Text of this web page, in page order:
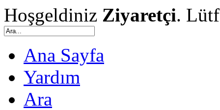
Hoşgeldiniz Ziyaretçi.
Ana Sayfa
Yardım
Ara